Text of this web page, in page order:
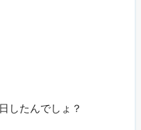
したんでしょ？